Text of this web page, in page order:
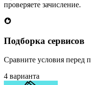
проверяете зачисление.
Подборка сервисов
Сравните условия перед
4 варианта